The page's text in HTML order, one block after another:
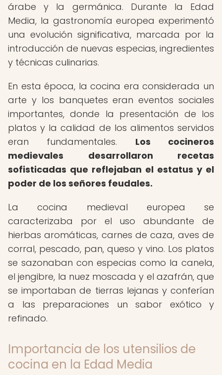
árabe y la germánica. Durante la Edad
Media, la gastronomía europea experimentó
una evolución significativa, marcada por la
introducción de nuevas especias, ingredientes
y técnicas culinarias.
En esta época, la cocina era considerada un
arte y los banquetes eran eventos sociales
importantes, donde la presentación de los
platos y la calidad de los alimentos servidos
eran fundamentales. Los cocineros
medievales desarrollaron recetas
sofisticadas que reflejaban el estatus y el
poder de los señores feudales.
La cocina medieval europea se
caracterizaba por el uso abundante de
hierbas aromáticas, carnes de caza, aves de
corral, pescado, pan, queso y vino. Los platos
se sazonaban con especias como la canela,
el jengibre, la nuez moscada y el azafrán, que
se importaban de tierras lejanas y conferían
a las preparaciones un sabor exótico y
refinado.
Importancia de los utensilios de
cocina en la Edad Media